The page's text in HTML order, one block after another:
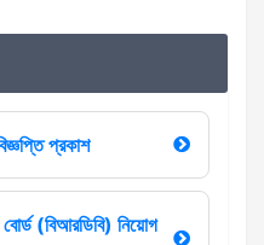
প্রকাশ
(বিআরডিবি) নিয়োগ